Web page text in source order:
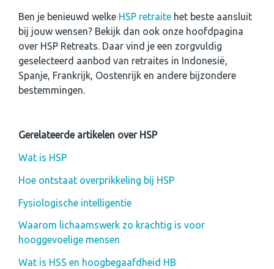
Ben je benieuwd welke HSP retraite het beste aansluit
bij jouw wensen? Bekijk dan ook onze hoofdpagina
over HSP Retreats. Daar vind je een zorgvuldig
geselecteerd aanbod van retraites in Indonesië,
Spanje, Frankrijk, Oostenrijk en andere bijzondere
bestemmingen.
Gerelateerde artikelen over HSP
Wat is HSP
Hoe ontstaat overprikkeling bij HSP
Fysiologische intelligentie
Waarom lichaamswerk zo krachtig is voor
hooggevoelige mensen
Wat is HSS en hoogbegaafdheid HB